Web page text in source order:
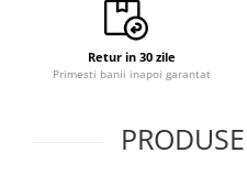
Retur in 30 zile
Primesti banii inapoi garantat